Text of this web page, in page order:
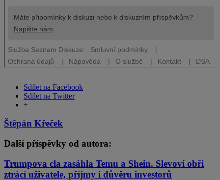
Sdílet na Facebook
Sdílet na Twitter
+
Štěpán Křeček
Další příspěvky od autora:
Trumpova cla zasáhla Temu a Shein. Slevoví obři
ztrácí uživatele, příjmy i důvěru investorů